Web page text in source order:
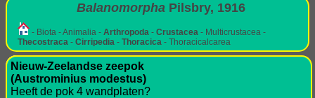
Balanomorpha Pilsbry, 1916
- Biota - Animalia - Arthropoda - Crustacea - Multicrustacea -
Thecostraca - Cirripedia - Thoracica - Thoracicalcarea
Nieuw-Zeelandse zeepok
(Austrominius modestus)
Heeft de pok 4 wandplaten?